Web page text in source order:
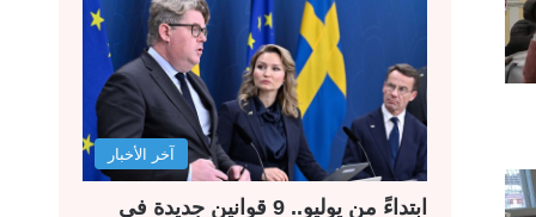
آخر الأخبار
ابتداءً من يوليو.. 9 قوانين جديدة في